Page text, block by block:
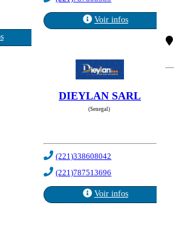
Voir infos
DIEYLAN SARL
(Senegal)
(221)338608042
(221)787513696
Voir infos